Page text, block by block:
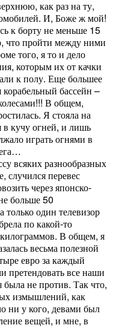
как раз на ту,
И, Боже ж мой!
к борту не меньше 15
что пройти между ними
того, я то и дело
которым их от качки
к полу. Еще большее
бассейн –
В общем,
Я стояла на
в кучу огней, и лишь
играть огнями в
всяких разнообразных
случился перевес
через японско-
больше 50
один телевизор
по какой-то
В общем, я
весьма полезной
евро за каждый
претендовать все наши
не против. Так что,
измышлений, как
ни у кого, девами был
вещей, и мне, в